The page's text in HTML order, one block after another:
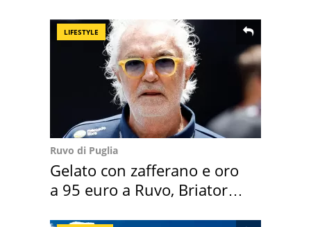
LIFESTYLE
Ruvo di Puglia
Gelato con zafferano e oro
a 95 euro a Ruvo, Briatore